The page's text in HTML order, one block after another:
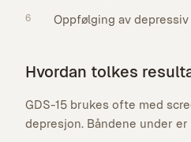
6 Oppfølging av
Hvordan tolkes
GDS-15 brukes ofte med
depresjon. Båndene under